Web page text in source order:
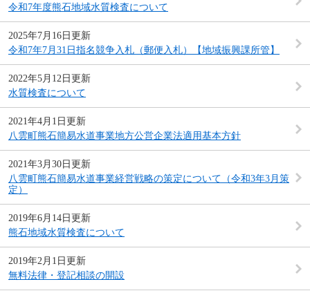
令和7年度熊石地域水質検査について
2025年7月16日更新
令和7年7月31日指名競争入札（郵便入札）【地域振興課所管】
2022年5月12日更新
水質検査について
2021年4月1日更新
八雲町熊石簡易水道事業地方公営企業法適用基本方針
2021年3月30日更新
八雲町熊石簡易水道事業経営戦略の策定について（令和3年3月策
定）
2019年6月14日更新
熊石地域水質検査について
2019年2月1日更新
無料法律・登記相談の開設